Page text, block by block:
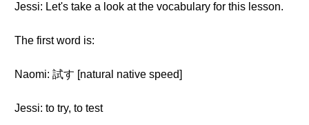
Jessi: Let's take a look at the vocabulary for this lesson.
The first word is:
Naomi: 試す [natural native speed]
Jessi: to try, to test